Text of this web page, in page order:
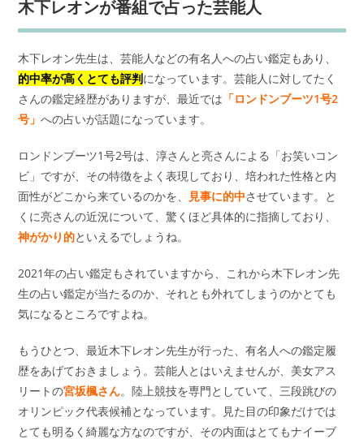
木下レオンが番組で占った芸能人
木下レオン先生は、芸能人などの有名人への占い鑑定もあり、
的中率が高くとても評判になっています。芸能人に対してたく
さんの鑑定経歴がありますが、最近では 「ロンドンブーツ1号2
号」への占いが話題になっています。
ロンドンブーツ1号2号は、淳さんと亮さんによる「お笑いコン
ビ」ですが、その特徴をよく表現しており、培われた性格と内
面性がどこから来ているのかを、 見事に的中させています。と
くに亮さんの近況について、驚くほど具体的に指摘しており、
神がかり的といえるでしょうね。
2021年の占い鑑定もされていますから、これから木下レオン先
生の占い鑑定が当たるのか、それとも外れてしまうのかとても
気になるところですよね。
もうひとつ、最近木下レオン先生が行った、有名人への鑑定履
歴をあげておきましょう。芸能人とはいえませんが、美女アス
リートの宮坂楓さん。陸上競技を専門としていて、三段跳びの
オリンピック代表候補となっています。見た目の印象だけでは
とても明るく綺麗な方なのですが、その内面はとてもナイーブ